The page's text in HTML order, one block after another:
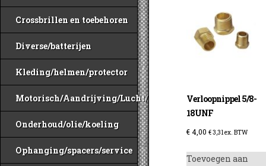
Crossbrillen en toebehoren
Diverse/batterijen
Kleding/helmen/protector
Motorisch/Aandrijving/Lucht/Benzine
Onderhoud/olie/koeling
Ophanging/spacers/service
Verloopnippel 5/8-
18UNF
€4,00 €3,31ex. BTW
Toevoegen aan